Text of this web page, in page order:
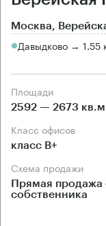
Москва,
Давыдково → 1.55
Площади
2592 — 2673 кв.м
Класс офисов
класс B+
Схема продажи
Прямая продажа
собственника